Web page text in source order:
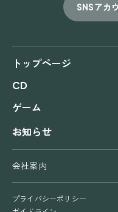
SNSアカ
トップページ
CD
ゲーム
お知らせ
会社案内
プライバシーポリシー